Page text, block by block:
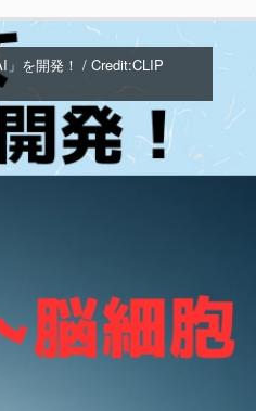
」を開発！ / Credit:CLIP